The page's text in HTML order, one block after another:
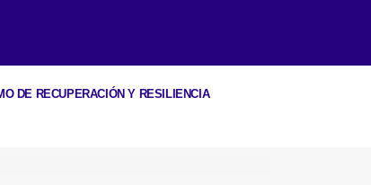
DE RECUPERACIÓN Y RESILIENCIA